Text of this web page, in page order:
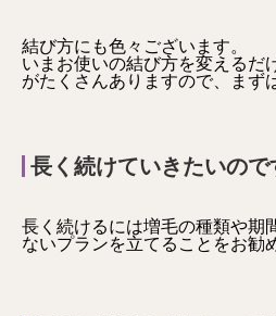
結び方にも色々ございます。
いまお使いの結び方を変えるだ
がたくさんありますので、まず
長く続けていきたいので
長く続けるには増毛の種類や期
ないプランを立てることをお勧